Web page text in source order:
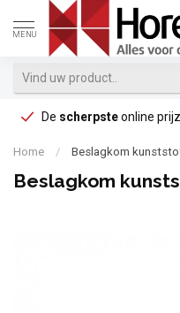
MENU
De scherpsteonline
Home / Beslagkom
Beslagkom